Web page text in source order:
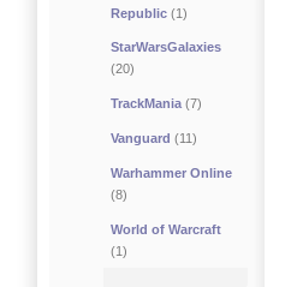
Republic(1)
StarWarsGalaxies
(20)
TrackMania(7)
Vanguard (11)
Warhammer Online
(8)
World of Warcraft
(1)